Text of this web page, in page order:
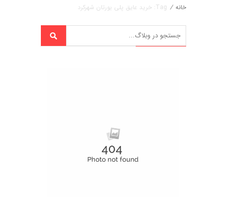
خانه / Tag: خرید عایق پلی یورتان شهرکرد